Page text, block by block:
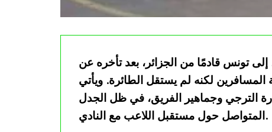
تونس قادمًا من الجزائر، بعد تأخره عن
لكنه لم يستقل الطائرة. ويأتي
الترجي وجماهير الفريق، في ظل الجدل
المتواصل حول مستقبل اللاعب مع النادي.